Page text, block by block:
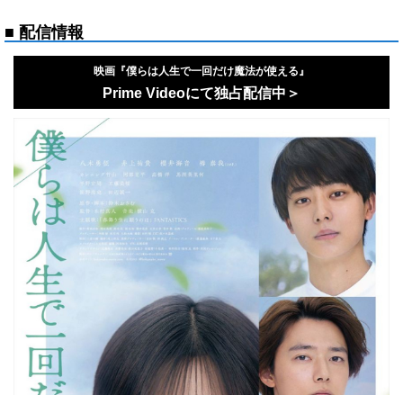
■ 配信情報
映画『僕らは人生で一回だけ魔法が使える』
Prime Videoにて独占配信中＞